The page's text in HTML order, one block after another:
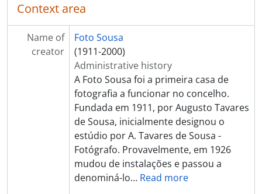
Context area
Name of
creator
Foto Sousa
(1911-2000)
Administrative history
A Foto Sousa foi a primeira casa de
fotografia a funcionar no concelho.
Fundada em 1911, por Augusto Tavares
de Sousa, inicialmente designou o
estúdio por A. Tavares de Sousa -
Fotógrafo. Provavelmente, em 1926
mudou de instalações e passou a
denominá-lo… Read more